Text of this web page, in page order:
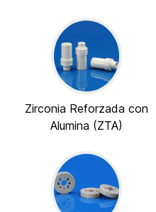
Zirconia Reforzada con
Alumina (ZTA)